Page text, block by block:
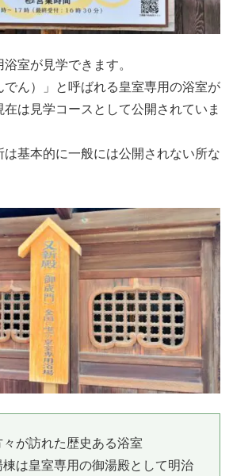
室が見学できます。
でん）」と呼ばれる皇室専用の浴室が
は見学コースとして公開されていま
は基本的に一般には公開されない所な
が訪れた歴史ある浴室
棟は皇室専用の御湯殿として明治